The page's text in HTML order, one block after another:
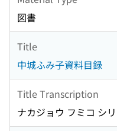
図書
Title
中城ふみ子資料目録
Title Transcription
ナカジョウ フミコ シ